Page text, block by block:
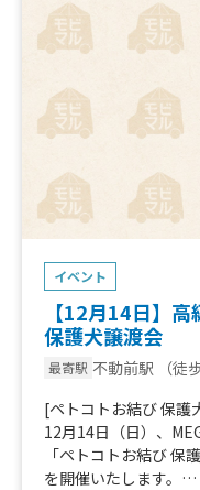
ス・デザイン本部／
入場料：無料
来場者数（想定）：
公式サイト：
inoichi/
公式Instagram：
イベント
【12月14日】
保護犬譲渡会
最寄駅 不動前駅
（徒
[ペトコトお結び 保護
12月14日（日）、
「ペトコトお結び 保
を開催いたします。